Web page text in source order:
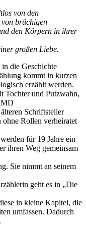
von den
brüchigen
den Körpern in ihrer
großen Liebe.
die Geschichte
kommt in kurzen
erzählt werden.
Tochter und Putzwahn,
Schriftsteller
ohne Rollen verheiratet
für 19 Jahre ein
ihren Weg gemeinsam
Sie nimmt an seinem
geht es in „Die
in kleine Kapitel, die
umfassen. Dadurch